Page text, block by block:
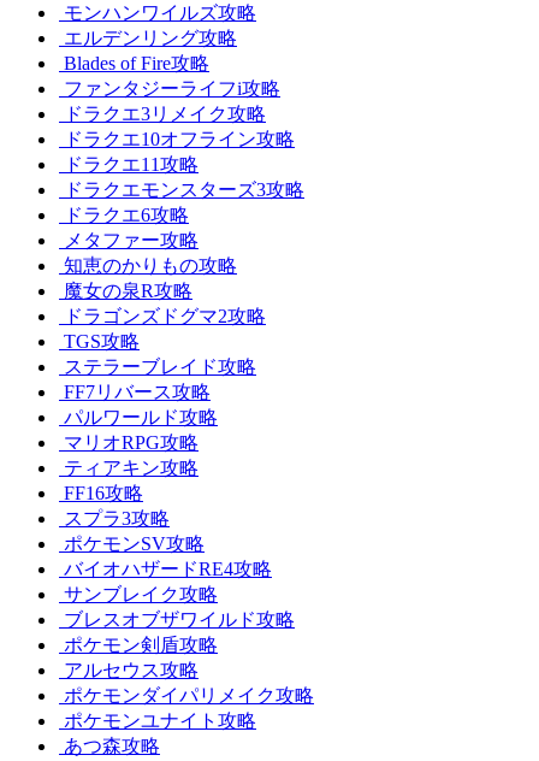
モンハンワイルズ攻略
エルデンリング攻略
Blades of Fire攻略
ファンタジーライフi攻略
ドラクエ3リメイク攻略
ドラクエ10オフライン攻略
ドラクエ11攻略
ドラクエモンスターズ3攻略
ドラクエ6攻略
メタファー攻略
知恵のかりもの攻略
魔女の泉R攻略
ドラゴンズドグマ2攻略
TGS攻略
ステラーブレイド攻略
FF7リバース攻略
パルワールド攻略
マリオRPG攻略
ティアキン攻略
FF16攻略
スプラ3攻略
ポケモンSV攻略
バイオハザードRE4攻略
サンブレイク攻略
ブレスオブザワイルド攻略
ポケモン剣盾攻略
アルセウス攻略
ポケモンダイパリメイク攻略
ポケモンユナイト攻略
あつ森攻略